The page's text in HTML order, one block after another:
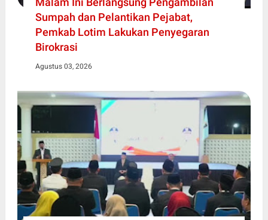
Sumpah dan Pelantikan Pejabat,
Pemkab Lotim Lakukan Penyegaran
Birokrasi
Agustus 03, 2026